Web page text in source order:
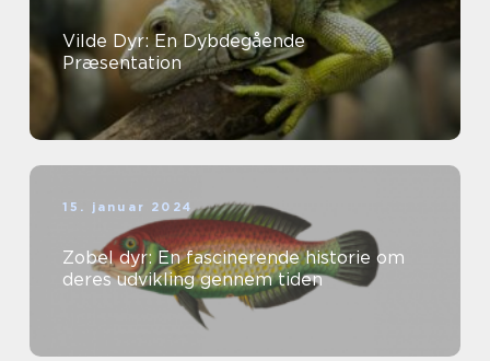
Vilde Dyr: En Dybdegående
Præsentation
15. januar 2024
Zobel dyr: En fascinerende historie om
deres udvikling gennem tiden